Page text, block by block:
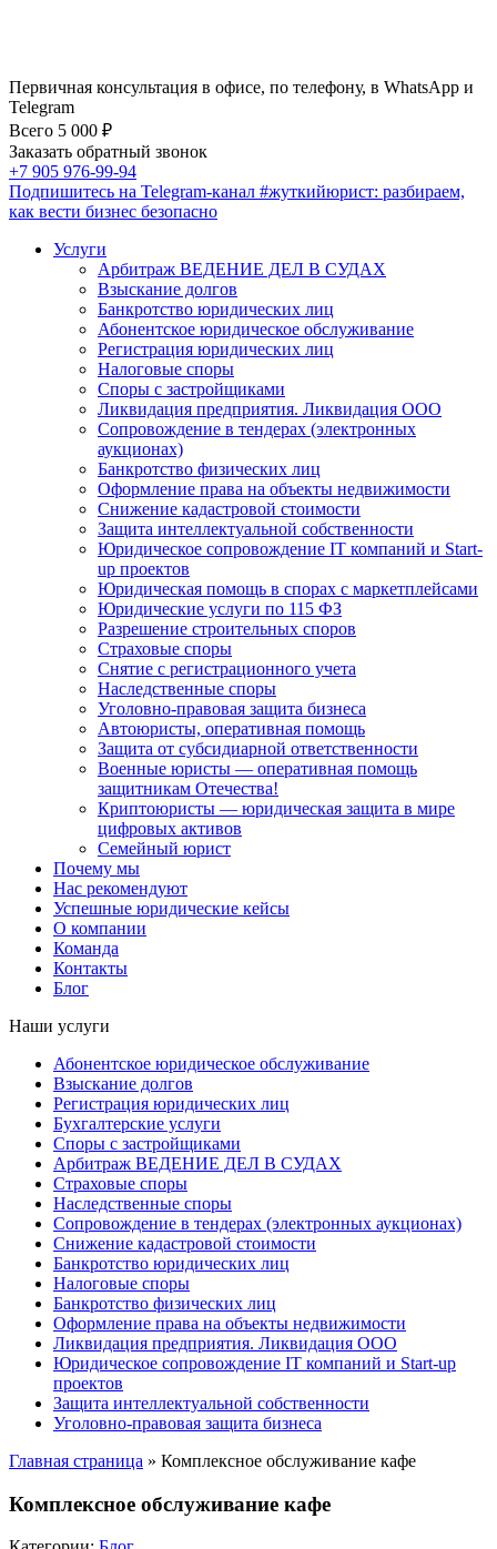
Первичная консультация в офисе, по телефону, в WhatsApp и
Telegram
Всего 5 000 ₽
Заказать обратный звонок
+7 905 976-99-94
Подпишитесь на Telegram-канал #жуткийюрист: разбираем,
как вести бизнес безопасно
Услуги
Арбитраж ВЕДЕНИЕ ДЕЛ В СУДАХ
Взыскание долгов
Банкротство юридических лиц
Абонентское юридическое обслуживание
Регистрация юридических лиц
Налоговые споры
Споры с застройщиками
Ликвидация предприятия. Ликвидация ООО
Сопровождение в тендерах (электронных
аукционах)
Банкротство физических лиц
Оформление права на объекты недвижимости
Снижение кадастровой стоимости
Защита интеллектуальной собственности
Юридическое сопровождение IT компаний и Start-
up проектов
Юридическая помощь в спорах с маркетплейсами
Юридические услуги по 115 ФЗ
Разрешение строительных споров
Страховые споры
Снятие с регистрационного учета
Наследственные споры
Уголовно-правовая защита бизнеса
Автоюристы, оперативная помощь
Защита от субсидиарной ответственности
Военные юристы — оперативная помощь
защитникам Отечества!
Криптоюристы — юридическая защита в мире
цифровых активов
Семейный юрист
Почему мы
Нас рекомендуют
Успешные юридические кейсы
О компании
Команда
Контакты
Блог
Наши услуги
Абонентское юридическое обслуживание
Взыскание долгов
Регистрация юридических лиц
Бухгалтерские услуги
Споры с застройщиками
Арбитраж ВЕДЕНИЕ ДЕЛ В СУДАХ
Страховые споры
Наследственные споры
Сопровождение в тендерах (электронных аукционах)
Снижение кадастровой стоимости
Банкротство юридических лиц
Налоговые споры
Банкротство физических лиц
Оформление права на объекты недвижимости
Ликвидация предприятия. Ликвидация ООО
Юридическое сопровождение IT компаний и Start-up
проектов
Защита интеллектуальной собственности
Уголовно-правовая защита бизнеса
Главная страница » Комплексное обслуживание кафе
Комплексное обслуживание кафе